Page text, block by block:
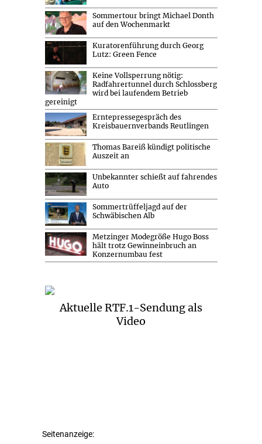
Sommertour bringt Michael Donth
auf den Wochenmarkt
Kuratorenführung durch Georg
Lutz: Green Fence
Keine Vollsperrung nötig:
Radfahrertunnel durch Schlossberg
wird bei laufendem Betrieb
gereinigt
Erntepressegespräch des
Kreisbauernverbands Reutlingen
Thomas Bareiß kündigt politische
Auszeit an
Unbekannter schießt auf fahrendes
Auto
Sommertrüffeljagd auf der
Schwäbischen Alb
Metzinger Modegröße Hugo Boss
hält trotz Gewinneinbruch an
Konzernumbau fest
Aktuelle RTF.1-Sendung als
Video
Seitenanzeige: